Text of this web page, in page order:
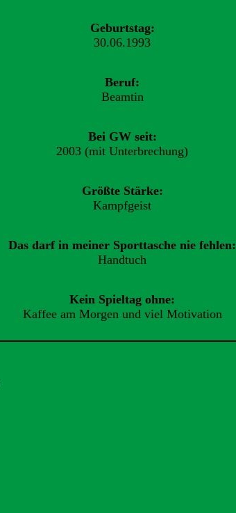
Geburtstag:
30.06.1993
Beruf:
Beamtin
Bei GW seit:
2003 (mit Unterbrechung)
Größte Stärke:
Kampfgeist
Das darf in meiner Sporttasche nie fehlen:
Handtuch
Kein Spieltag ohne:
Kaffee am Morgen und viel Motivation